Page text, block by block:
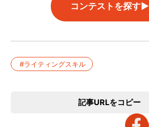
コンテストを探す▶︎
ライティングスキル
記事URLをコピー